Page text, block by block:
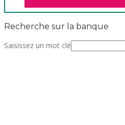
Recherche sur la banque
Saisissez un mot clé